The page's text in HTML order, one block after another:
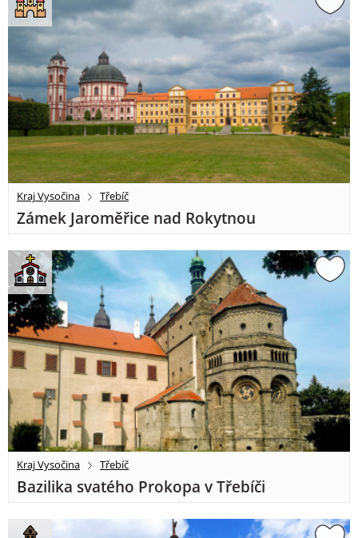
Kraj Vysočina Třebíč
Zámek Jaroměřice nad Rokytnou
Kraj Vysočina Třebíč
Bazilika svatého Prokopa v Třebíči